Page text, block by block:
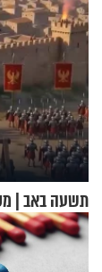
תשעה באב |